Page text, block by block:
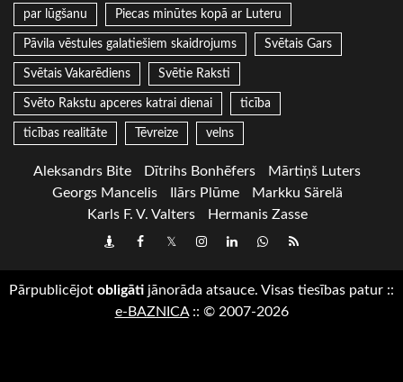
par lūgšanu Piecas minūtes kopā ar Luteru
Pāvila vēstules galatiešiem skaidrojums Svētais Gars
Svētais Vakarēdiens Svētie Raksti
Svēto Rakstu apceres katrai dienai ticība
ticības realitāte Tēvreize velns
Aleksandrs Bite Dītrihs Bonhēfers
Mārtiņš Luters
Georgs Mancelis
Ilārs Plūme
Markku Särelä
Karls F. V. Valters
Hermanis Zasse
DraugiemFacebook
TwitterInstagram
LinkedInwhatsapp
RSS
Pārpublicējot obligāti jānorāda atsauce. Visas tiesības patur ::
e-BAZNICA:: © 2007-2026